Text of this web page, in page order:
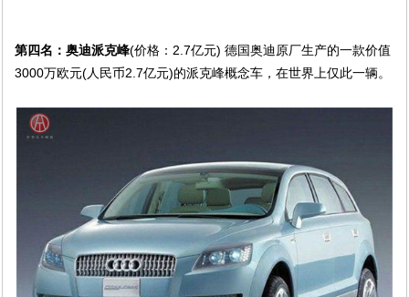
第四名：奥迪派克峰(价格：2.7亿元) 德国奥迪原厂生产的一款价值
3000万欧元(人民币2.7亿元)的派克峰概念车，在世界上仅此一辆。